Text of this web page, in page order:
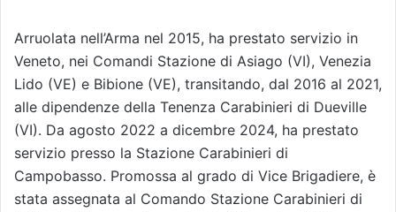
Arruolata nell’Arma nel 2015, ha prestato servizio in
Veneto, nei Comandi Stazione di Asiago (VI), Venezia
Lido (VE) e Bibione (VE), transitando, dal 2016 al 2021,
alle dipendenze della Tenenza Carabinieri di Dueville
(VI). Da agosto 2022 a dicembre 2024, ha prestato
servizio presso la Stazione Carabinieri di
Campobasso. Promossa al grado di Vice Brigadiere, è
stata assegnata al Comando Stazione Carabinieri di